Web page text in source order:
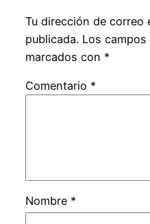
Tu dirección de correo
publicada. Los
marcados con *
Comentario *
Nombre *